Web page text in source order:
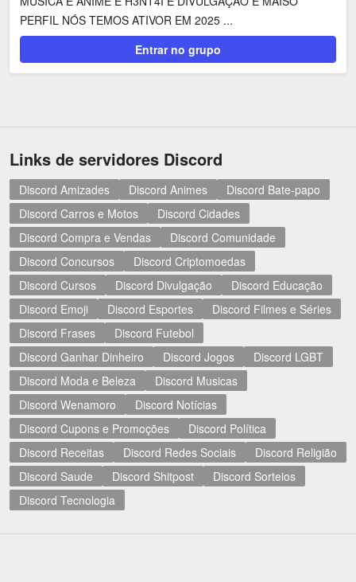
PERFIL NÓS TEMOS ATIVOR EM 2025 ...
Entrar no grupo
Links de servidores Discord
Discord Amizades Discord Animes
Discord Bate-papo
Discord Carros e Motos
Discord Cidades
Discord Compra e Vendas
Discord Comunidade
Discord Concursos
Discord Criptomoedas
Discord Cursos
Discord Divulgação
Discord Educação
Discord Emoji
Discord Esportes
Discord Filmes e Séries
Discord Frases
Discord Futebol
Discord Ganhar Dinheiro
Discord Jogos
Discord LGBT
Discord Moda e Beleza
Discord Musicas
Discord Wenamoro
Discord Notícias
Discord Cupons e Promoções
Discord Política
Discord Receitas
Discord Redes Sociais
Discord Religião
Discord Saude
Discord Shitpost
Discord Sorteios
Discord Tecnologia